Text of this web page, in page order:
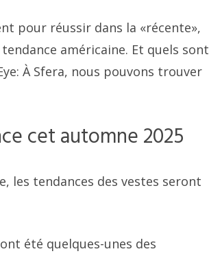
pour réussir dans la «récente»,
américaine. Et quels sont
À Sfera, nous pouvons trouver
cet automne 2025
les tendances des vestes seront
été quelques-unes des